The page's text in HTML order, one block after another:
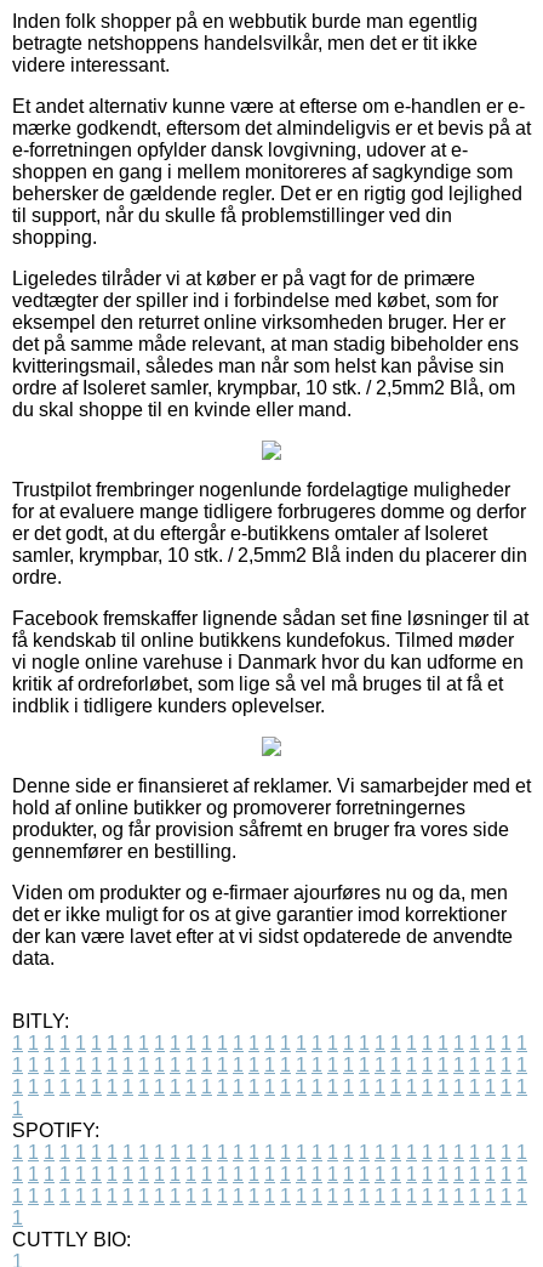
Inden folk shopper på en webbutik burde man egentlig
betragte netshoppens handelsvilkår, men det er tit ikke
videre interessant.
Et andet alternativ kunne være at efterse om e-handlen er e-
mærke godkendt, eftersom det almindeligvis er et bevis på at
e-forretningen opfylder dansk lovgivning, udover at e-
shoppen en gang i mellem monitoreres af sagkyndige som
behersker de gældende regler. Det er en rigtig god lejlighed
til support, når du skulle få problemstillinger ved din
shopping.
Ligeledes tilråder vi at køber er på vagt for de primære
vedtægter der spiller ind i forbindelse med købet, som for
eksempel den returret online virksomheden bruger. Her er
det på samme måde relevant, at man stadig bibeholder ens
kvitteringsmail, således man når som helst kan påvise sin
ordre af Isoleret samler, krympbar, 10 stk. / 2,5mm2 Blå, om
du skal shoppe til en kvinde eller mand.
Trustpilot frembringer nogenlunde fordelagtige muligheder
for at evaluere mange tidligere forbrugeres domme og derfor
er det godt, at du eftergår e-butikkens omtaler af Isoleret
samler, krympbar, 10 stk. / 2,5mm2 Blå inden du placerer din
ordre.
Facebook fremskaffer lignende sådan set fine løsninger til at
få kendskab til online butikkens kundefokus. Tilmed møder
vi nogle online varehuse i Danmark hvor du kan udforme en
kritik af ordreforløbet, som lige så vel må bruges til at få et
indblik i tidligere kunders oplevelser.
Denne side er finansieret af reklamer. Vi samarbejder med et
hold af online butikker og promoverer forretningernes
produkter, og får provision såfremt en bruger fra vores side
gennemfører en bestilling.
Viden om produkter og e-firmaer ajourføres nu og da, men
det er ikke muligt for os at give garantier imod korrektioner
der kan være lavet efter at vi sidst opdaterede de anvendte
data.
BITLY:
1 1 1 1 1 1 1 1 1 1 1 1 1 1 1 1 1 1 1 1 1 1 1 1 1 1 1 1 1 1 1 1 1
1 1 1 1 1 1 1 1 1 1 1 1 1 1 1 1 1 1 1 1 1 1 1 1 1 1 1 1 1 1 1 1 1
1 1 1 1 1 1 1 1 1 1 1 1 1 1 1 1 1 1 1 1 1 1 1 1 1 1 1 1 1 1 1 1 1
1
SPOTIFY:
1 1 1 1 1 1 1 1 1 1 1 1 1 1 1 1 1 1 1 1 1 1 1 1 1 1 1 1 1 1 1 1 1
1 1 1 1 1 1 1 1 1 1 1 1 1 1 1 1 1 1 1 1 1 1 1 1 1 1 1 1 1 1 1 1 1
1 1 1 1 1 1 1 1 1 1 1 1 1 1 1 1 1 1 1 1 1 1 1 1 1 1 1 1 1 1 1 1 1
1
CUTTLY BIO:
1